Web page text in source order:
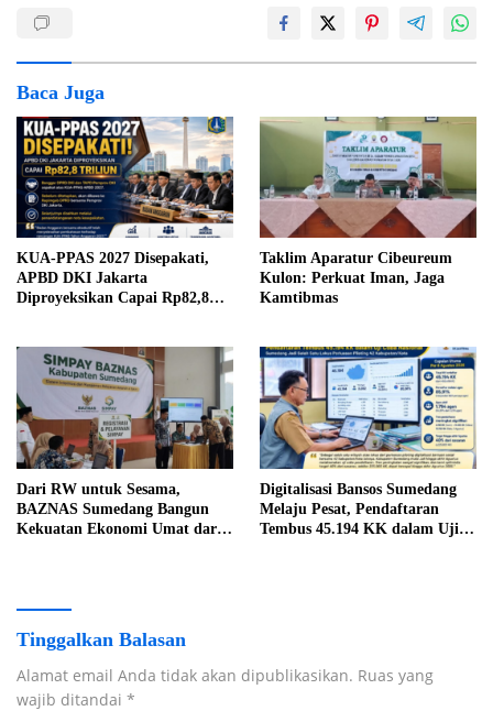
Baca Juga
KUA-PPAS 2027 Disepakati,
APBD DKI Jakarta
Diproyeksikan Capai Rp82,8
Taklim Aparatur Cibeureum
Kulon: Perkuat Iman, Jaga
Kamtibmas
Dari RW untuk Sesama,
BAZNAS Sumedang Bangun
Kekuatan Ekonomi Umat dari
Digitalisasi Bansos Sumedang
Melaju Pesat, Pendaftaran
Tembus 45.194 KK dalam Uji
Tinggalkan Balasan
Alamat email Anda tidak akan dipublikasikan. Ruas yang
wajib ditandai *